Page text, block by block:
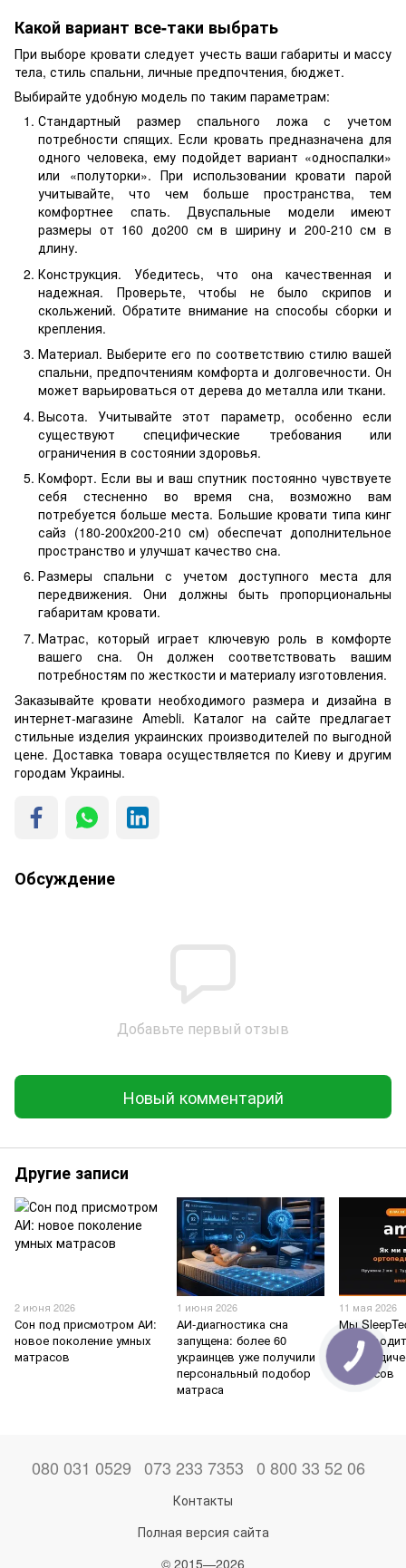
Какой вариант все-таки выбрать
При выборе кровати следует учесть ваши габариты и массу
тела, стиль спальни, личные предпочтения, бюджет.
Выбирайте удобную модель по таким параметрам:
Стандартный размер спального ложа с учетом
потребности спящих. Если кровать предназначена для
одного человека, ему подойдет вариант «односпалки»
или «полуторки». При использовании кровати парой
учитывайте, что чем больше пространства, тем
комфортнее спать. Двуспальные модели имеют
размеры от 160 до200 см в ширину и 200-210 см в
длину.
Конструкция. Убедитесь, что она качественная и
надежная. Проверьте, чтобы не было скрипов и
скольжений. Обратите внимание на способы сборки и
крепления.
Материал. Выберите его по соответствию стилю вашей
спальни, предпочтениям комфорта и долговечности. Он
может варьироваться от дерева до металла или ткани.
Высота. Учитывайте этот параметр, особенно если
существуют специфические требования или
ограничения в состоянии здоровья.
Комфорт. Если вы и ваш спутник постоянно чувствуете
себя стесненно во время сна, возможно вам
потребуется больше места. Большие кровати типа кинг
сайз (180-200х200-210 см) обеспечат дополнительное
пространство и улучшат качество сна.
Размеры спальни с учетом доступного места для
передвижения. Они должны быть пропорциональны
габаритам кровати.
Матрас, который играет ключевую роль в комфорте
вашего сна. Он должен соответствовать вашим
потребностям по жесткости и материалу изготовления.
Заказывайте кровати необходимого размера и дизайна в
интернет-магазине Amebli. Каталог на сайте предлагает
стильные изделия украинских производителей по выгодной
цене. Доставка товара осуществляется по Киеву и другим
городам Украины.
Обсуждение
Добавьте первый отзыв
Новый комментарий
Другие записи
2 июня 2026
Сон под присмотром АИ:
новое поколение умных
матрасов
1 июня 2026
АИ-диагностика сна
запущена: более 60
украинцев уже получили
персональный подобор
матраса
11 мая 2026
Мы
матрасов
080 031 0529 073 233 7353 0 800 33 52 06
Контакты
Полная версия сайта
© 2015—2026